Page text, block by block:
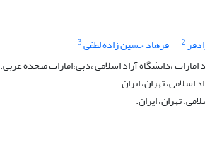
2 فرهاد حسین زاده لطفی3
،دانشگاه آزاد اسلامی ،دبی،امارات متحده عربی.
تهران، ایران.
تهران، ایران.